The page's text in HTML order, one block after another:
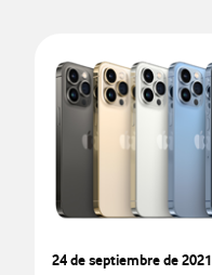
24 de septiembre de 2021